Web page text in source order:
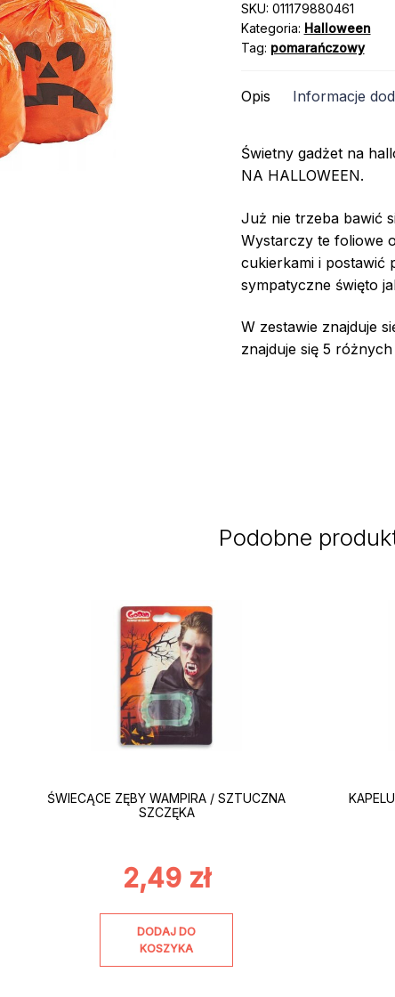
SKU: 011179880461
Kategoria: Halloween
Tag: pomarańczowy
Opis Informacje
Świetny gadżet na
NA HALLOWEEN.
Już nie trzeba bawić
Wystarczy te foliowe
cukierkami i postawić
sympatyczne święto
W zestawie znajduje
znajduje się 5
Podobne
ŚWIECĄCE ZĘBY WAMPIRA / SZTUCZNA
SZCZĘKA
2,49 zł
DODAJ DO
KOSZYKA